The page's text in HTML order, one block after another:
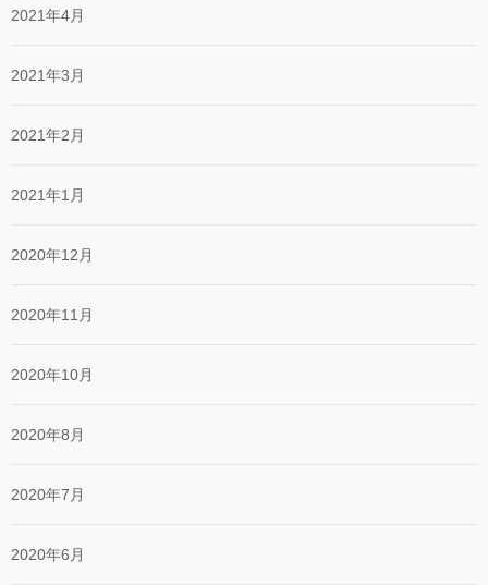
2021年4月
2021年3月
2021年2月
2021年1月
2020年12月
2020年11月
2020年10月
2020年8月
2020年7月
2020年6月